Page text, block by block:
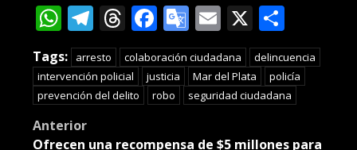
WhatsApp
Telegram
Threads
Facebook
Google
Translate
Email
X
Tags: arresto colaboración ciudadana
delincuencia
intervención policial
justicia Mar del Plata
policía
prevención del delito
robo seguridad ciudadana
Post
Anterior
Ofrecen una recompensa de $5 millones para